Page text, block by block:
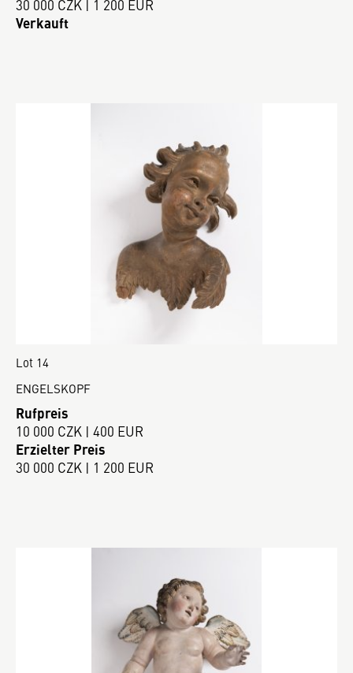
30 000 CZK | 1 200 EUR
Verkauft
Lot 14
ENGELSKOPF
Rufpreis
10 000 CZK | 400 EUR
Erzielter Preis
30 000 CZK | 1 200 EUR